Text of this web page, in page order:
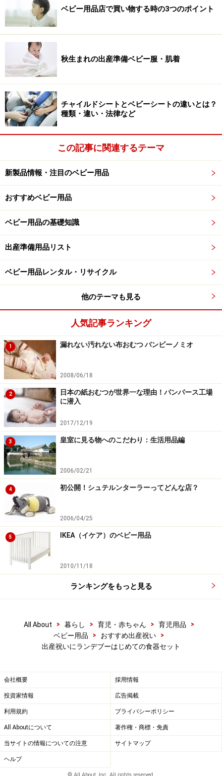
ベビー用品店で買い物する時の3つのポイント
秋生まれの出産準備ベビー服・肌着
チャイルドシートとベビーシートの違いとは？
種類・違い・法律など
この記事に関連するテーマ
新製品情報・注目のベビー用品
おすすめベビー用品
ベビー用品の基礎知識
出産準備用品リスト
ベビー用品レンタル・リサイクル
他のテーマも見る
人気記事ランキング
1 漏れない汚れない布おむつ バンビーノミオ
2008/06/18
2
日本の紙おむつが世界一な理由！パンパース工場
に潜入
2017/12/19
3 皇室に見る物へのこだわり：生活用品編
2006/02/21
4 初公開！シュテルンターラーってどんな店？
2006/04/25
5 IKEA（イケア）のベビー用品
2010/11/18
ランキングをもっと見る
All About > 暮らし > 育児・赤ちゃん > 育児用品
>
ベビー用品
> おすすめ出産祝い
>
出産祝いにランデブーはじめての食器セット
会社概要 採用情報
投資家情報 広告掲載
利用規約 プライバシーポリシー
All Aboutについて 著作権・商標・免責
当サイトの情報についての注意 サイトマップ
ヘルプ